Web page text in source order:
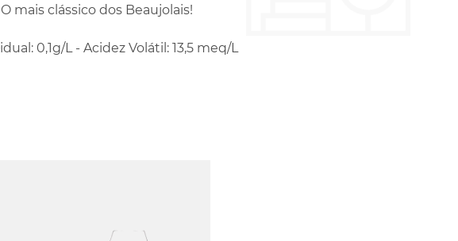
mais clássico dos Beaujolais!
0,1g/L - Acidez Volátil: 13,5 meq/L